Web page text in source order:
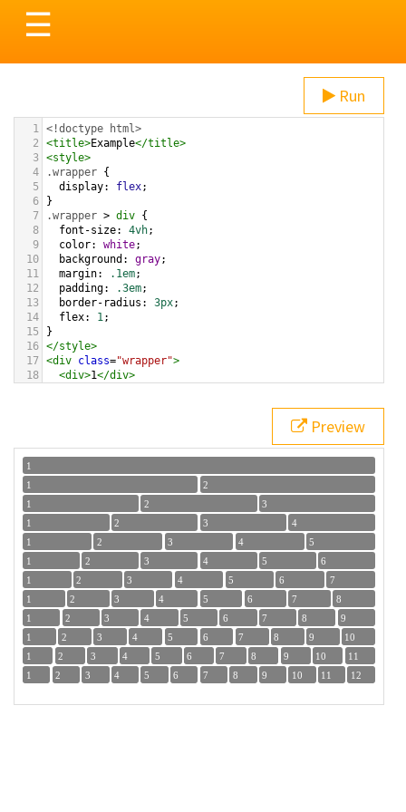
Toggle
navigation
☰
Run
1 <!doctype html>
2
<title>Example</title>
3 <style>
4
.wrapper {
5
display: flex;
6
}
7
.wrapper > div {
8
font-size: 4vh;
9
color: white;
10
background : gray;
11
margin: .1em;
12
padding: .3em;
13
border-radius : 3px;
14
flex: 1;
15
}
16 </style>
17 <div class="wrapper">
18
<div>1</div>
23 </div>
24
25
<div>1</div>
26
<div>2</div>
27
28
Preview